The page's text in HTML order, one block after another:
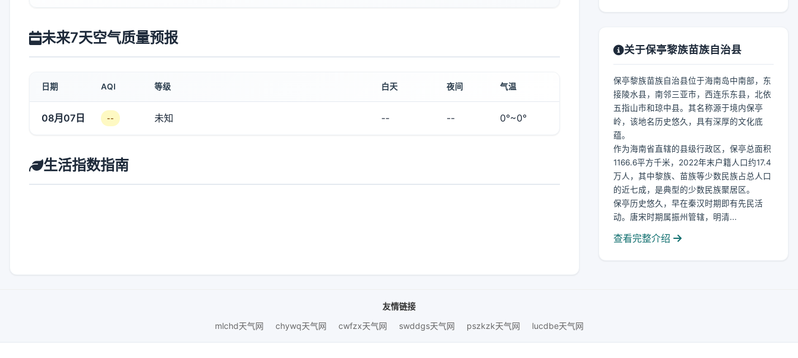
未来7天空气质量预报
日期 AQI 等级 白天 夜间 气温
08月07日 -- 未知 -- -- 0°~0°
生活指数指南
关于保亭黎族苗族自治县
保亭黎族苗族自治县位于海南岛中南部，东
接陵水县，南邻三亚市，西连乐东县，北依
五指山市和琼中县。其名称源于境内保亭
岭，该地名历史悠久，具有深厚的文化底
蕴。
作为海南省直辖的县级行政区，保亭总面积
1166.6平方千米，2022年末户籍人口约17.4
万人，其中黎族、苗族等少数民族占总人口
的近七成，是典型的少数民族聚居区。
保亭历史悠久，早在秦汉时期即有先民活
动。唐宋时期属振州管辖，明清...
查看完整介绍
友情链接
mlchd天气网
chywq天气网 cwfzx天气网 swddgs天气网 pszkzk天气网 lucdbe天气网